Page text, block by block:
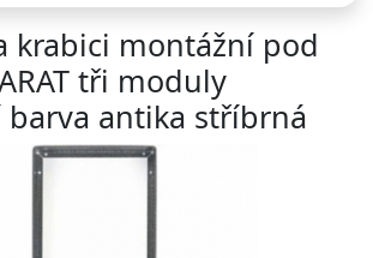
krabici montážní pod
tři moduly
antika stříbrná